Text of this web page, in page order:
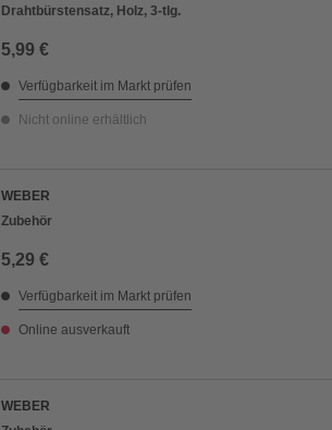
Drahtbürstensatz, Holz, 3-tlg.
5,99 €
Verfügbarkeit im Markt prüfen
Nicht online erhältlich
WEBER
Zubehör
5,29 €
Verfügbarkeit im Markt prüfen
Online ausverkauft
WEBER